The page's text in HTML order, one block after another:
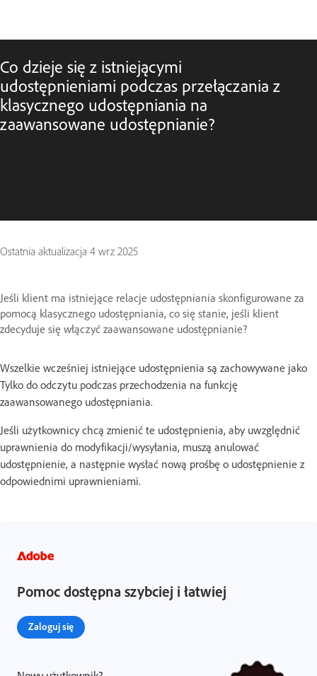
Co dzieje się z istniejącymi
udostępnieniami podczas przełączania z
klasycznego udostępniania na
zaawansowane udostępnianie?
Ostatnia aktualizacja 4 wrz 2025
Jeśli klient ma istniejące relacje udostępniania skonfigurowane za
pomocą klasycznego udostępniania, co się stanie, jeśli klient
zdecyduje się włączyć zaawansowane udostępnianie?
Wszelkie wcześniej istniejące udostępnienia są zachowywane jako
Tylko do odczytu podczas przechodzenia na funkcję
zaawansowanego udostępniania.
Jeśli użytkownicy chcą zmienić te udostępnienia, aby uwzględnić
uprawnienia do modyfikacji/wysyłania, muszą anulować
udostępnienie, a następnie wysłać nową prośbę o udostępnienie z
odpowiednimi uprawnieniami.
Pomoc dostępna szybciej i łatwiej
Zaloguj się